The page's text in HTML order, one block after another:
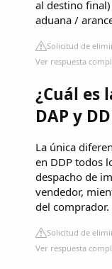
al destino
aduana /
Solicitud de
Ver respuesta
¿Cuál es
DAP y
La única
en DDP todos
despacho de
vendedor,
del comprador.
Solicitud de
Ver respuesta